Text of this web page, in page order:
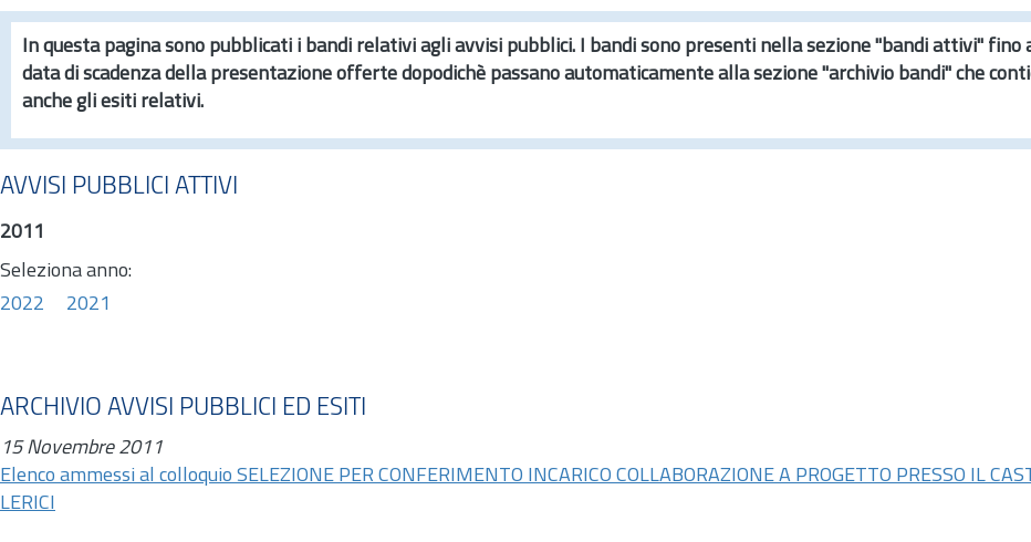
In questa pagina sono pubblicati i bandi relativi agli avvisi pubblici. I bandi sono presenti nella sezione "bandi attivi" fino
data di scadenza della presentazione offerte dopodichè passano automaticamente alla sezione "archivio bandi" che
anche gli esiti relativi.
AVVISI PUBBLICI ATTIVI
2011
Seleziona anno:
2022
2021
ARCHIVIO AVVISI PUBBLICI ED ESITI
15 Novembre 2011
Elenco ammessi al colloquio SELEZIONE PER CONFERIMENTO INCARICO COLLABORAZIONE A PROGETTO PRESSO IL
LERICI